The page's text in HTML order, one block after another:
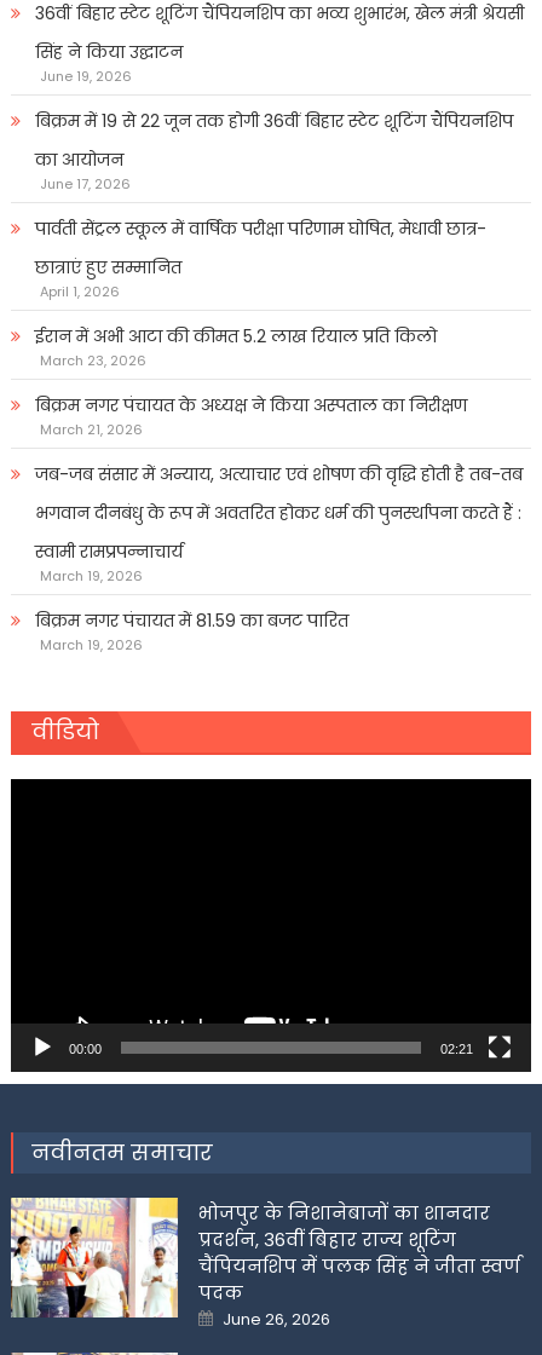
36वीं बिहार स्टेट शूटिंग चैंपियनशिप का भव्य शुभारंभ, खेल मंत्री श्रेयसी
सिंह ने किया उद्घाटन
June 19, 2026
बिक्रम में 19 से 22 जून तक होगी 36वीं बिहार स्टेट शूटिंग चैंपियनशिप
का आयोजन
June 17, 2026
पार्वती सेंट्रल स्कूल में वार्षिक परीक्षा परिणाम घोषित, मेधावी छात्र-
छात्राएं हुए सम्मानित
April 1, 2026
ईरान में अभी आटा की कीमत 5.2 लाख रियाल प्रति किलो
March 23, 2026
बिक्रम नगर पंचायत के अध्यक्ष ने किया अस्पताल का निरीक्षण
March 21, 2026
जब-जब संसार में अन्याय, अत्याचार एवं शोषण की वृद्धि होती है तब-तब
भगवान दीनबंधु के रूप में अवतरित होकर धर्म की पुनर्स्थापना करते हैं :
स्वामी रामप्रपन्नाचार्य
March 19, 2026
बिक्रम नगर पंचायत में 81.59 का बजट पारित
March 19, 2026
वीडियो
00:00 02:21
नवीनतम समाचार
भोजपुर के निशानेबाजों का शानदार
प्रदर्शन, 36वीं बिहार राज्य शूटिंग
चैंपियनशिप में पलक सिंह ने जीता स्वर्ण
पदक
Posted
on
June 26, 2026